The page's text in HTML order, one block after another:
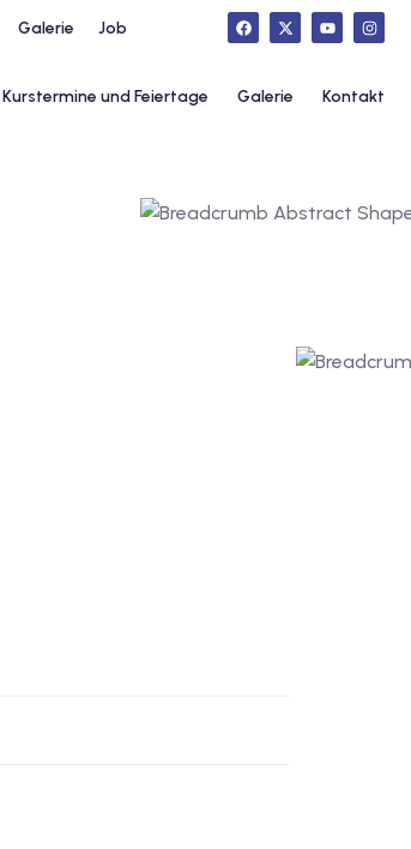
Galerie Job
Kurstermine und Feiertage Galerie Kontakt